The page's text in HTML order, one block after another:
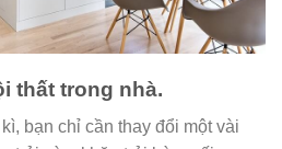
thất trong nhà.
bạn chỉ cần thay đổi một vài